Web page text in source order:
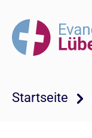
Startseite